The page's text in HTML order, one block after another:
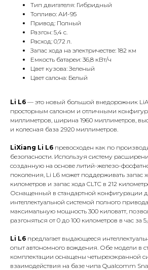
Тип двигателя: Гибридный
Топливо: АИ-95
Привод: Полный
Разгон: 5,4 с.
Расход: 0,72 л.
Запас хода на электричестве: 182 км
Емкость батареи: 36,8 кВт/ч
Цвет кузова: Зеленый
Цвет салона: Белый
Li L6 — это новый большой внедорожник
просторным салоном и отличными
миллиметров, ширина 1960 миллиметров,
и колесная база 2920 миллиметров.
LiXiang Li L6 превосходен как по
безопасности. Используя систему
созданную на основе литий-железо-
поколения, Li L6 может поддерживать запас
километров и запас хода CLTC в 212
Оснащенный в стандартной конфигурации
интеллектуальной системой полного
максимальную мощность 300 киловатт,
разгоняться от 0 до 100 километров в час за
Li L6 предлагает выдающееся
опыт автономного вождения. Обе модели в
комплектации оснащены четырехэкранной
взаимодействия на базе чипа Qualcomm